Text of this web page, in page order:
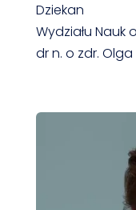
Dziekan
Wydziału Nauk
dr n. o zdr.